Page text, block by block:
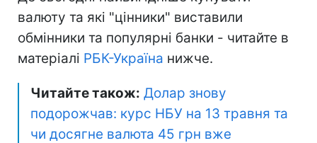
валюту та які "цінники" виставили
обмінники та популярні банки - читайте в
матеріалі РБК-Україна нижче.
Читайте також: Долар знову
подорожчав: курс НБУ на 13 травня та
чи досягне валюта 45 грн вже